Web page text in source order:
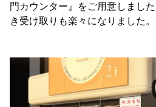
門カウンター』をご用意しまし
き受け取りも楽々になりました。